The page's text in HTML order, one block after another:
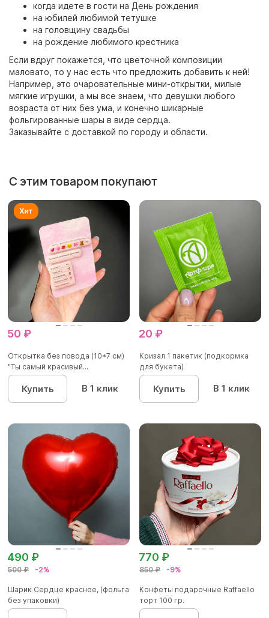
когда идете в гости на День рождения
на юбилей любимой тетушке
на головщину свадьбы
на рождение любимого крестника
Если вдруг покажется, что цветочной композиции
маловато, то у нас есть что предложить добавить к ней!
Например, это очаровательные мини-открытки, милые
мягкие игрушки, а мы все знаем, что девушки любого
возраста от них без ума, и конечно шикарные
фольгированные шары в виде сердца.
Заказывайте с доставкой по городу и области.
С этим товаром покупают
50 ₽
Открытка без повода (10*7 см)
"Ты самый красивый...
Купить В 1 клик
20 ₽
Кризал 1 пакетик (подкормка
для букета)
Купить В 1 клик
500 ₽ -2%
490 ₽
Шарик Сердце красное, (фольга
без упаковки)
850 ₽ -9%
770 ₽
Конфеты подарочные Raffaello
торт 100 гр.